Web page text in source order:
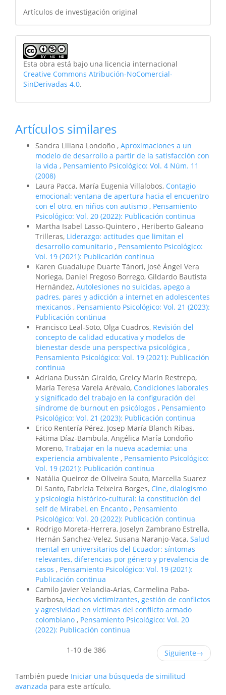
Artículos de investigación original
Esta obra está bajo una licencia internacional
Creative Commons Atribución-NoComercial-
SinDerivadas 4.0.
Artículos similares
Sandra Liliana Londoño , Aproximaciones a un
modelo de desarrollo a partir de la satisfacción con
la vida , Pensamiento Psicológico: Vol. 4 Núm. 11
(2008)
Laura Pacca, María Eugenia Villalobos, Contagio
emocional: ventana de apertura hacia el encuentro
con el otro, en niños con autismo , Pensamiento
Psicológico: Vol. 20 (2022): Publicación continua
Martha Isabel Lasso-Quintero , Heriberto Galeano
Trilleras, Liderazgo: actitudes que limitan el
desarrollo comunitario , Pensamiento Psicológico:
Vol. 19 (2021): Publicación continua
Karen Guadalupe Duarte Tánori, José Ángel Vera
Noriega, Daniel Fregoso Borrego, Gildardo Bautista
Hernández, Autolesiones no suicidas, apego a
padres, pares y adicción a internet en adolescentes
mexicanos , Pensamiento Psicológico: Vol. 21 (2023):
Publicación continua
Francisco Leal-Soto, Olga Cuadros, Revisión del
concepto de calidad educativa y modelos de
bienestar desde una perspectiva psicológica ,
Pensamiento Psicológico: Vol. 19 (2021): Publicación
continua
Adriana Dussán Giraldo, Greicy Marín Restrepo,
María Teresa Varela Arévalo, Condiciones laborales
y significado del trabajo en la configuración del
síndrome de burnout en psicólogos , Pensamiento
Psicológico: Vol. 21 (2023): Publicación continua
Erico Rentería Pérez, Josep María Blanch Ribas,
Fátima Díaz-Bambula, Angélica María Londoño
Moreno, Trabajar en la nueva academia: una
experiencia ambivalente , Pensamiento Psicológico:
Vol. 19 (2021): Publicación continua
Natália Queiroz de Oliveira Souto, Marcella Suarez
Di Santo, Fabrícia Teixeira Borges, Cine, dialogismo
y psicología histórico-cultural: la constitución del
self de Mirabel, en Encanto , Pensamiento
Psicológico: Vol. 20 (2022): Publicación continua
Rodrigo Moreta-Herrera, Joselyn Zambrano Estrella,
Hernán Sanchez-Velez, Susana Naranjo-Vaca, Salud
mental en universitarios del Ecuador: síntomas
relevantes, diferencias por género y prevalencia de
casos , Pensamiento Psicológico: Vol. 19 (2021):
Publicación continua
Camilo Javier Velandia-Arias, Carmelina Paba-
Barbosa, Hechos victimizantes, gestión de conflictos
y agresividad en víctimas del conflicto armado
colombiano , Pensamiento Psicológico: Vol. 20
(2022): Publicación continua
1-10 de 386 Siguiente→
También puede Iniciar una búsqueda de similitud
avanzada para este artículo.